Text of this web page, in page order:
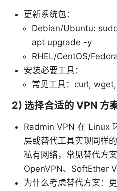
更新系统包：
Debian/Ubuntu:
apt upgrade -y
RHEL/CentOS/
安装必要工具：
常见工具：curl,
2) 选择合适的 VPN 方
Radmin VPN 在 Linux
层或替代工具实现同样
私有网络，常见替代方
OpenVPN、SoftEther
为什么考虑替代方案：